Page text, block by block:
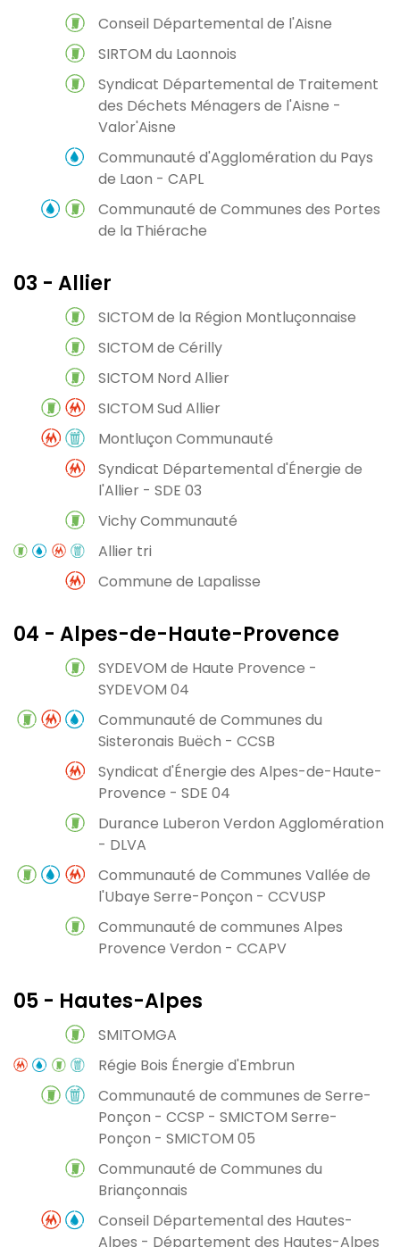
Conseil Départemental de l'Aisne
SIRTOM du Laonnois
Syndicat Départemental de Traitement
des Déchets Ménagers de l'Aisne -
Valor'Aisne
Communauté d'Agglomération du Pays
de Laon - CAPL
Communauté de Communes des Portes
de la Thiérache
03 - Allier
SICTOM de la Région Montluçonnaise
SICTOM de Cérilly
SICTOM Nord Allier
SICTOM Sud Allier
Montluçon Communauté
Syndicat Départemental d'Énergie de
l'Allier - SDE 03
Vichy Communauté
Allier tri
Commune de Lapalisse
04 - Alpes-de-Haute-Provence
SYDEVOM de Haute Provence -
SYDEVOM 04
Communauté de Communes du
Sisteronais Buëch - CCSB
Syndicat d'Énergie des Alpes-de-Haute-
Provence - SDE 04
Durance Luberon Verdon Agglomération
- DLVA
Communauté de Communes Vallée de
l'Ubaye Serre-Ponçon - CCVUSP
Communauté de communes Alpes
Provence Verdon - CCAPV
05 - Hautes-Alpes
SMITOMGA
Régie Bois Énergie d'Embrun
Communauté de communes de Serre-
Ponçon - CCSP - SMICTOM Serre-
Ponçon - SMICTOM 05
Communauté de Communes du
Briançonnais
Conseil Départemental des Hautes-
Alpes - Département des Hautes-Alpes